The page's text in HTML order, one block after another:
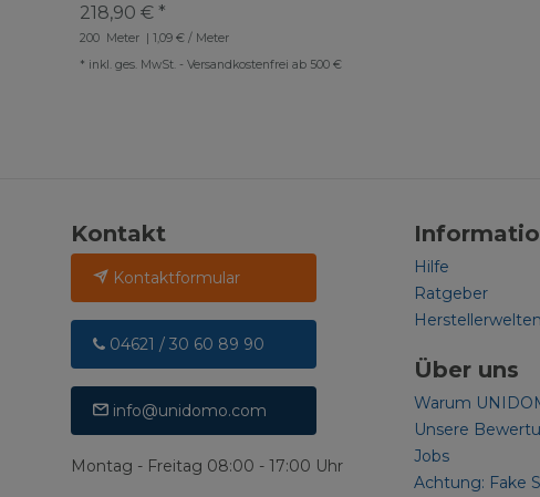
218,90 € *
200 Meter | 1,09 € / Meter
* inkl. ges. MwSt. - Versandkostenfrei ab 500 €
Kontakt
Kontaktformular
04621 / 30 60 89 90
info@unidomo.com
Montag - Freitag 08:00 - 17:00 Uhr
Hilfe
Ratgeber
Herstellerwelten
Über uns
Warum
Unsere
Jobs
Achtung: Fake